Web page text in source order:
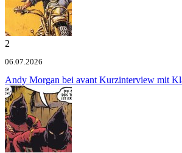
2
06.07.2026
Andy Morgan bei avant Kurzinterview mit